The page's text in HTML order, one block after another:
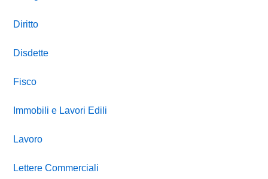
Diritto
Disdette
Fisco
Immobili e Lavori Edili
Lavoro
Lettere Commerciali